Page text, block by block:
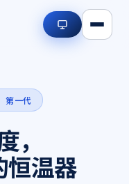
第一代
，
恒温器